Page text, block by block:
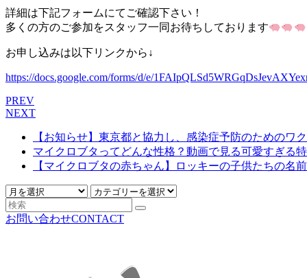
詳細は下記フォームにてご確認下さい！
多くの方のご参加をスタッフ一同お待ちしております
お申し込みは以下リンクから↓
https://docs.google.com/forms/d/e/
PREV
NEXT
【お知らせ】東京都と協力し、感染症予防のためのワ
マイクロブタってどんな性格？動画で見る可愛すぎる特
【マイクロブタの赤ちゃん】ロッキーの子供たちの名
お問い合わせCONTACT